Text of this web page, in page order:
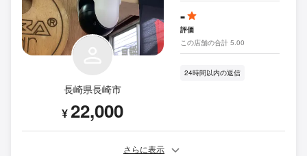
長崎県長崎市
¥22,000
-
評価
この店舗の合計 5.00
24時間以内の返信
さらに表示